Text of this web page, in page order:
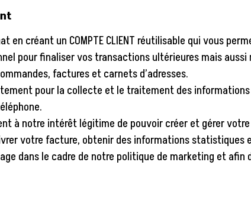
créant un COMPTE CLIENT réutilisable qui vous
pour finaliser vos transactions ultérieures mais
factures et carnets d’adresses.
pour la collecte et le traitement des informations
à notre intérêt légitime de pouvoir créer et gérer
votre facture, obtenir des informations statistiques
dans le cadre de notre politique de marketing et afin